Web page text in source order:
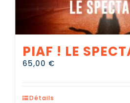
PIAF ! LE
65,00 €
Détails